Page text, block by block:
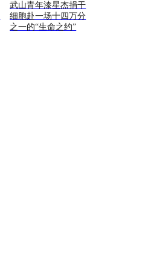
武山青年漆星杰捐干
细胞赴一场十四万分
之一的“生命之约”